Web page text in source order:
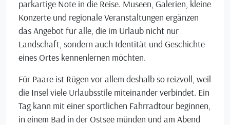
parkartige Note in die Reise. Museen, Galerien, kleine
Konzerte und regionale Veranstaltungen ergänzen
das Angebot für alle, die im Urlaub nicht nur
Landschaft, sondern auch Identität und Geschichte
eines Ortes kennenlernen möchten.
Für Paare ist Rügen vor allem deshalb so reizvoll, weil
die Insel viele Urlaubsstile miteinander verbindet. Ein
Tag kann mit einer sportlichen Fahrradtour beginnen,
in einem Bad in der Ostsee münden und am Abend